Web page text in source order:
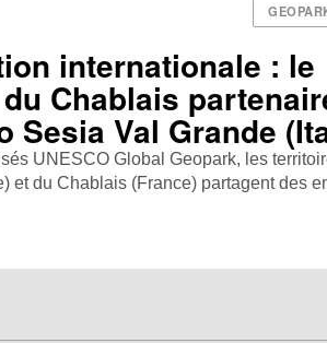
internationale : le
Chablais
Sesia Val Grande
UNESCO Global Geopark, les
et du Chablais (France) partagent des